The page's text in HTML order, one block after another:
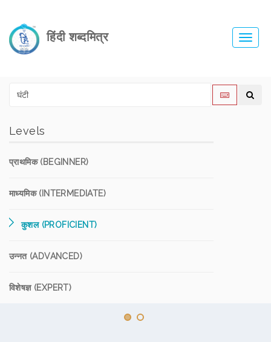
हिंदी शब्दमित्र
Levels
प्राथमिक (BEGINNER)
माध्यमिक (INTERMEDIATE)
कुशल (PROFICIENT)
उन्नत (ADVANCED)
विशेषज्ञ (EXPERT)